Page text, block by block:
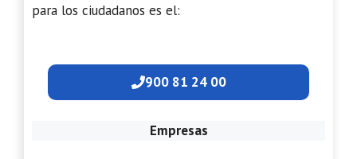
para los ciudadanos es el:
900 81 24 00
Empresas